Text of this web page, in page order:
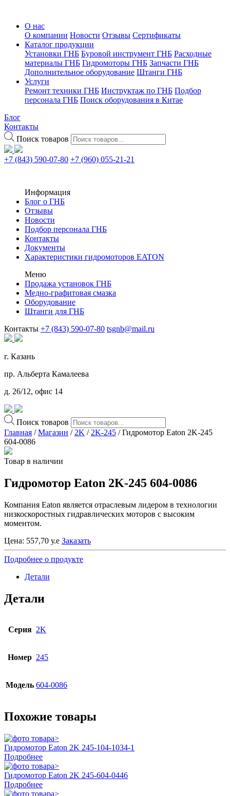
О нас
О компании Новости Отзывы Сертификаты
Каталог продукции
Установки ГНБ Буровой инструмент ГНБ Расходные
материалы ГНБ Гидромоторы ГНБ Запчасти ГНБ
Дополнительное оборудование Штанги ГНБ
Услуги
Ремонт техники ГНБ Инструктаж по ГНБ Подбор
персонала ГНБ Поиск оборудования в Китае
Блог
Контакты
Поиск товаров
+7 (843) 590-07-80 +7 (960) 055-21-21
Информация
Блог о ГНБ
Отзывы
Новости
Подбор персонала ГНБ
Контакты
Документы
Характеристики гидромоторов EATON
Меню
Продажа установок ГНБ
Медно-графитовая смазка
Оборудование
Штанги для ГНБ
Контакты +7 (843) 590-07-80 tsgnb@mail.ru
г. Казань
пр. Альберта Камалеева
д. 26/12, офис 14
Поиск товаров
Главная /Магазин / 2K / 2K-245 / Гидромотор Eaton 2K-245
604-0086
Товар в наличии
Гидромотор Eaton 2K-245 604-0086
Компания Eaton является отраслевым лидером в технологии
низкоскоростных гидравлических моторов с высоким
моментом.
Цена: 557,70 у.е Заказать
Подробнее о продукте
Детали
Детали
Серия 2K
Номер 245
Модель 604-0086
Похожие товары
Гидромотор Eaton 2K 245-104-1034-1
Подробнее
Гидромотор Eaton 2K 245-604-0446
Подробнее